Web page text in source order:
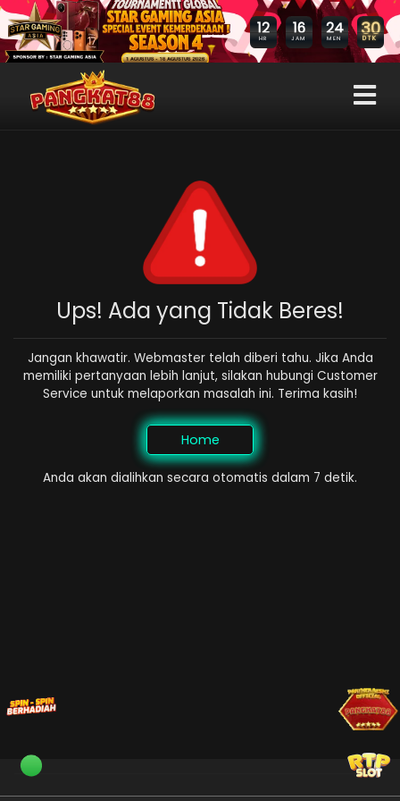
12
HR
16
JAM
24
MEN 30
DTK
Ups! Ada yang Tidak Beres!
Jangan khawatir. Webmaster telah diberi tahu. Jika Anda
memiliki pertanyaan lebih lanjut, silakan hubungi Customer
Service untuk melaporkan masalah ini. Terima kasih!
Home
Anda akan dialihkan secara otomatis dalam 7 detik.